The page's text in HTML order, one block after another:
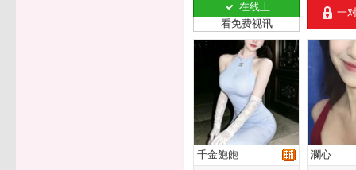
在线上
看免费视讯
一
千金飽飽 瀾心